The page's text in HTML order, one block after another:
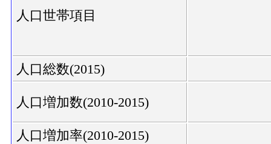
人口世帯項目
人口総数(2015)
人口増加数(2010-2015)
人口増加率(2010-2015)